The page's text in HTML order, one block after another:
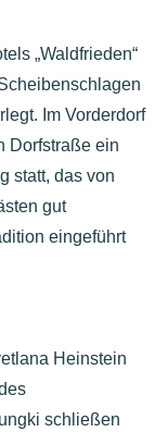
„Waldfrieden“
Im Vorderdorf
Dorfstraße ein
statt, das von
gut
eingeführt
Heinstein
schließen